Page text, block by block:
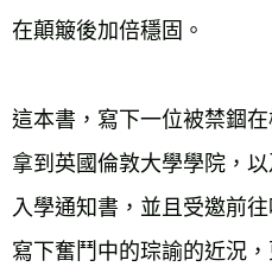
在顛簸後加倍穩固。
這本書，寫下一位被禁錮
拿到英國倫敦大學學院，
入學通知書，並且受邀前
寫下奮鬥中的琮諭的近況